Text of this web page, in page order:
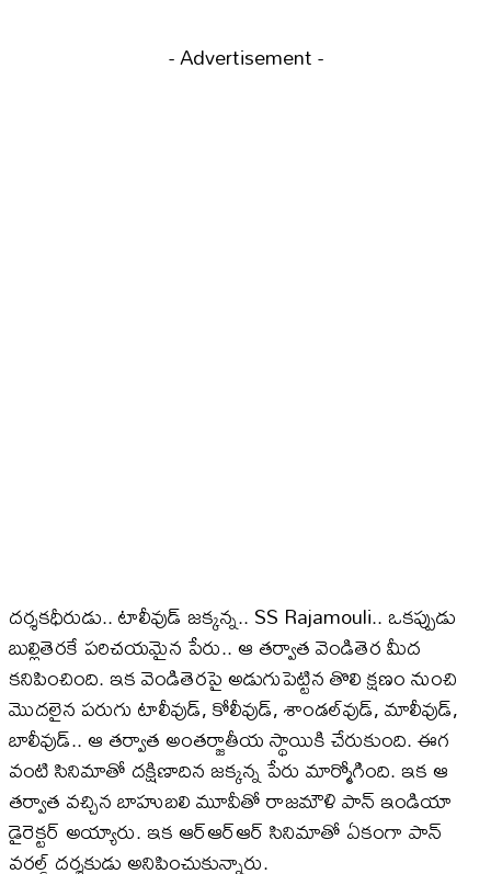
- Advertisement -
దర్శకధీరుడు.. టాలీవుడ్​ జక్కన్న.. SS Rajamouli.. ఒకప్పుడు
బుల్లితెరకే పరిచయమైన పేరు.. ఆ తర్వాత వెండితెర మీద
కనిపించింది. ఇక వెండితెరపై అడుగుపెట్టిన తొలి క్షణం నుంచి
మొదలైన పరుగు టాలీవుడ్, కోలీవుడ్, శాండల్​వుడ్, మాలీవుడ్,
బాలీవుడ్.. ఆ తర్వాత అంతర్జాతీయ స్థాయికి చేరుకుంది. ఈగ
వంటి సినిమాతో దక్షిణాదిన జక్కన్న పేరు మార్మోగింది. ఇక ఆ
తర్వాత వచ్చిన బాహుబలి మూవీతో రాజమౌళి పాన్ ఇండియా
డైరెక్టర్ అయ్యారు. ఇక ఆర్ఆర్ఆర్ సినిమాతో ఏకంగా పాన్
వరల్డ్ దర్శకుడు అనిపించుకున్నారు.